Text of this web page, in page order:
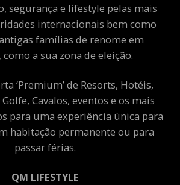
segurança e lifestyle pelas mais
internacionais bem como
famílias de renome em
a sua zona de eleição.
‘Premium’ de Resorts, Hotéis,
Cavalos, eventos e os mais
para uma experiência única para
habitação permanente ou para
passar férias.
QM LIFESTYLE